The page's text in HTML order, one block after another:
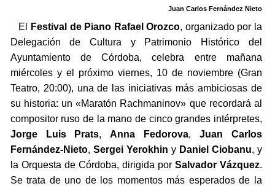
Juan Carlos Fernández Nieto
El Festival de Piano Rafael Orozco, organizado por la
Delegación de Cultura y Patrimonio Histórico del
Ayuntamiento de Córdoba, celebra entre mañana
miércoles y el próximo viernes, 10 de noviembre (Gran
Teatro, 20:00), una de las iniciativas más ambiciosas de
su historia: un «Maratón Rachmaninov» que recordará al
compositor ruso de la mano de cinco grandes intérpretes,
Jorge Luis Prats,Anna Fedorova, Juan Carlos
Fernández-Nieto, Sergei Yerokhin y Daniel Ciobanu, y
la Orquesta de Córdoba, dirigida por Salvador Vázquez.
Se trata de uno de los momentos más esperados de la